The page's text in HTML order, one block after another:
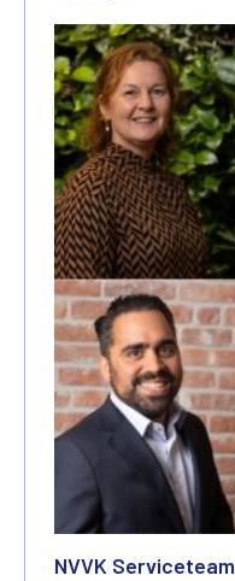
NVVK Serviceteam